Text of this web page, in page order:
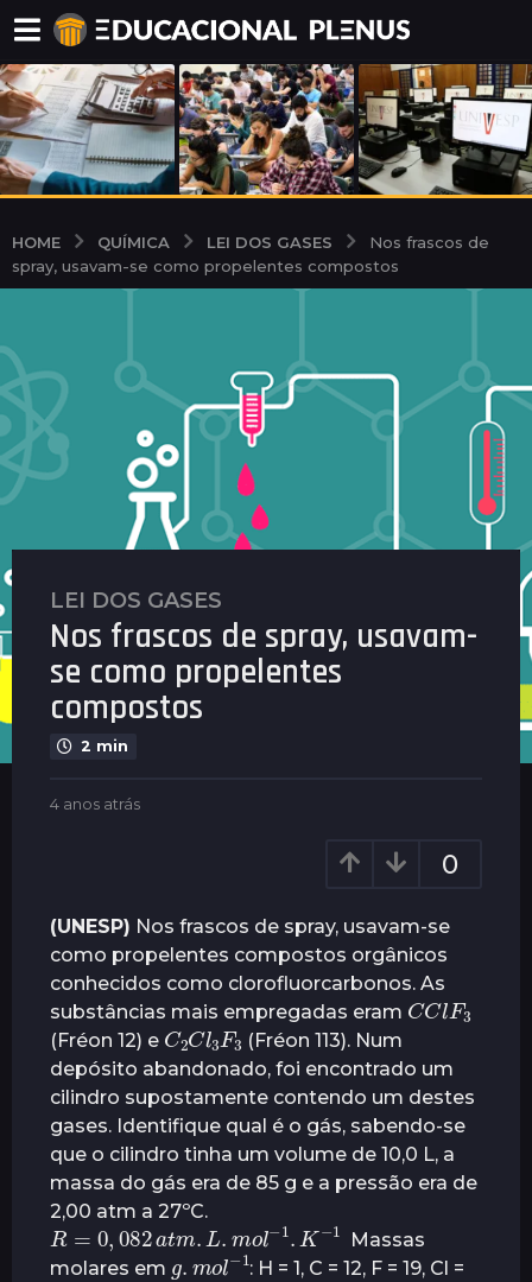
HOME QUÍMICA LEI DOS GASES
Nos frascos de
spray, usavam-se como propelentes compostos
4
a
o
s
a
r
a
n
t
r
LEI DOS GASES
Nos frascos de spray, usavam-
se como propelentes
compostos
2 min
b
m
a
r
ã
e
s
4 anos atrás
t
á
s
0
(UNESP) Nos frascos de spray, usavam-se
como propelentes compostos orgânicos
conhecidos como clorofluorcarbonos. As
substâncias mais empregadas eram
CClF
3
(Fréon 12) e
C 2Cl3
F3
(Fréon 113). Num
depósito abandonado, foi encontrado um
cilindro supostamente contendo um destes
gases. Identifique qual é o gás, sabendo-se
que o cilindro tinha um volume de 10,0 L, a
massa do gás era de 85 g e a pressão era de
2,00 atm a 27ºC.
R=0,082atm.L ol−1 K−1
Massas
molares em
g.mol
−1
: H = 1, C = 12, F = 19, Cl =